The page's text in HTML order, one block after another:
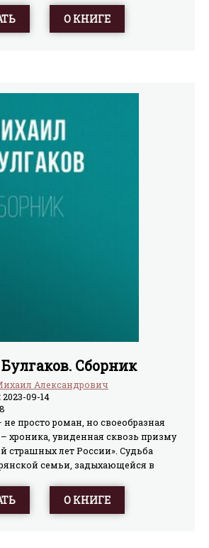
О КНИГЕ
Сборник
Александрович
2023-09-14
не просто роман, но своеобразная
хроника, увиденная сквозь призму
страшных лет России». Судьба
семьи, задыхающейся в
черты эпической трагедии всей
– трагедии, отголоски которой
О КНИГЕ